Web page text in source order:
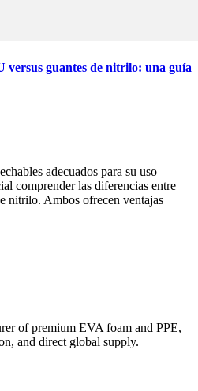
versus guantes de nitrilo: una guía
adecuados para su uso
comprender las diferencias entre
nitrilo. Ambos ofrecen ventajas
of premium EVA foam and PPE,
and direct global supply.